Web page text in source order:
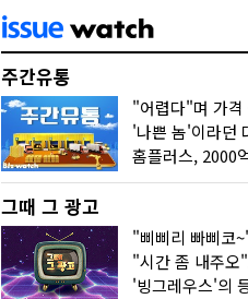
주간유통
그때 그 광고